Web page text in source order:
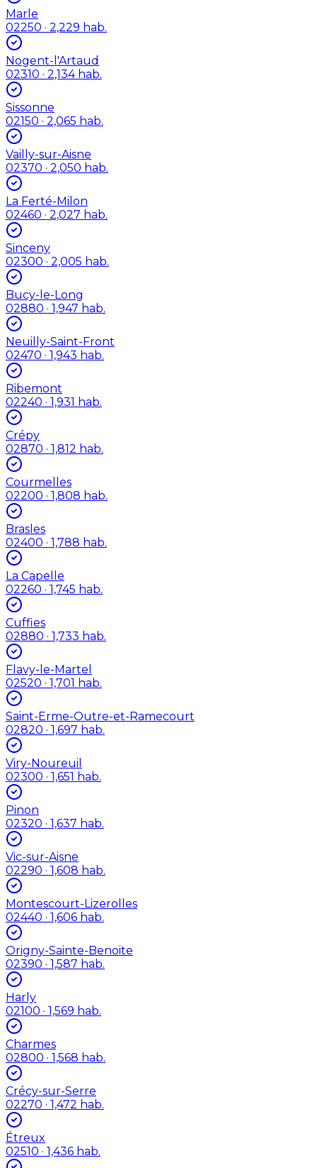
Marle
02250 · 2,229 hab.
Nogent-l'Artaud
02310 · 2,134 hab.
Sissonne
02150 · 2,065 hab.
Vailly-sur-Aisne
02370 · 2,050 hab.
La Ferté-Milon
02460 · 2,027 hab.
Sinceny
02300 · 2,005 hab.
Bucy-le-Long
02880 · 1,947 hab.
Neuilly-Saint-Front
02470 · 1,943 hab.
Ribemont
02240 · 1,931 hab.
Crépy
02870 · 1,812 hab.
Courmelles
02200 · 1,808 hab.
Brasles
02400 · 1,788 hab.
La Capelle
02260 · 1,745 hab.
Cuffies
02880 · 1,733 hab.
Flavy-le-Martel
02520 · 1,701 hab.
Saint-Erme-Outre-et-Ramecourt
02820 · 1,697 hab.
Viry-Noureuil
02300 · 1,651 hab.
Pinon
02320 · 1,637 hab.
Vic-sur-Aisne
02290 · 1,608 hab.
Montescourt-Lizerolles
02440 · 1,606 hab.
Origny-Sainte-Benoite
02390 · 1,587 hab.
Harly
02100 · 1,569 hab.
Charmes
02800 · 1,568 hab.
Crécy-sur-Serre
02270 · 1,472 hab.
Étreux
02510 · 1,436 hab.